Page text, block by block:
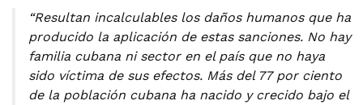
“Resultan incalculables los daños humanos que ha
producido la aplicación de estas sanciones. No hay
familia cubana ni sector en el país que no haya
sido víctima de sus efectos. Más del 77 por ciento
de la población cubana ha nacido y crecido bajo el